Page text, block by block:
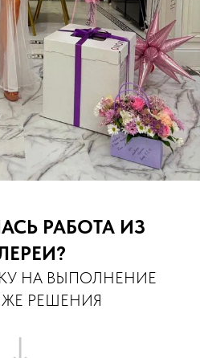
РАБОТА ИЗ
НА ВЫПОЛНЕНИЕ
РЕШЕНИЯ